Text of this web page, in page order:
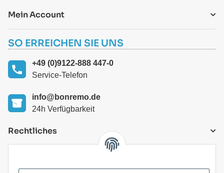
Mein Account
SO ERREICHEN SIE UNS
+49 (0)9122-888 447-0
Service-Telefon
info@bonremo.de
24h Verfügbarkeit
Rechtliches